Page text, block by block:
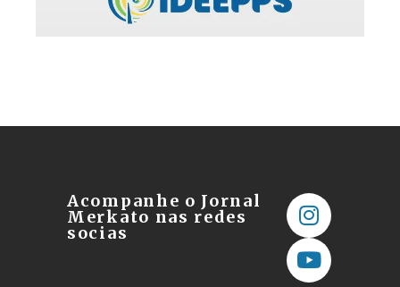
Acompanhe o Jornal
Merkato nas redes
socias